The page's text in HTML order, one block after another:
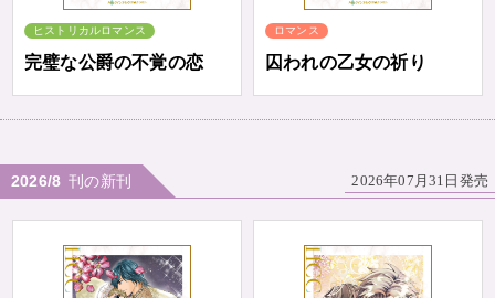
ヒストリカルロマンス
完璧な公爵の不覚の恋
ロマンス
囚われの乙女の祈り
2026/8 刊の新刊 2026年07月31日発売